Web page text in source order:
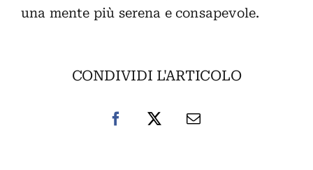
una mente più serena e consapevole.
CONDIVIDI L'ARTICOLO